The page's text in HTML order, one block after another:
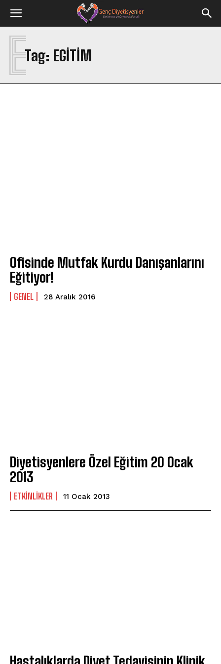
Tag: EGITIM
E
Ofisinde Mutfak Kurdu Danışanlarını
Eğitiyor!
GENEL 28 Aralık 2016
Diyetisyenlere Özel Eğitim 20 Ocak
2013
ETKINLIKLER 11 Ocak 2013